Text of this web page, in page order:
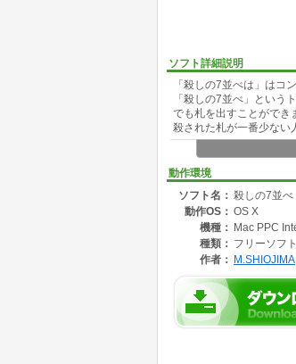
ソフト詳細説明
「殺しの7並べは」はコ
「殺しの7並べ」という
でも札を出すことができ
殺された札が一番少ない
動作環境
ソフト名： 殺しの7並べ
動作OS： OS X
機種： Mac PPC
種類： フリーソフト
作者： M.SHIOJIMA